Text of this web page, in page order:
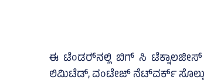
ಈ ಟೆಂಡರ್‍‌ನಲ್ಲಿ ಬಿಗ್‌ ಸಿ
ಲಿಮಿಟೆಡ್‌, ವಂಟೇಜ್‌ ನೆಟ್‌ವರ್ಕ್‌